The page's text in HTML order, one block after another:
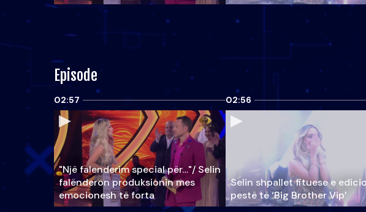
Episode
02:57
"Një falenderim special për…"/ Selin
falënderon produksionin mes
emocionesh të forta
02:56
Selin shpallet fituese e
pestë të ‘Big Brother Vip’